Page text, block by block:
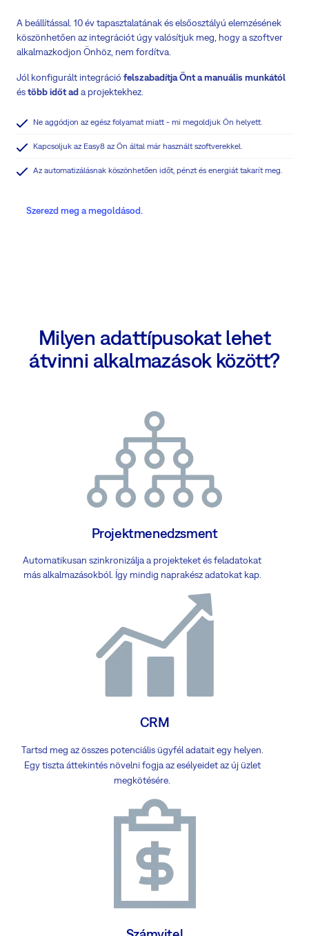
A beállítással. 10 év tapasztalatának és elsőosztályú elemzésének
köszönhetően az integrációt úgy valósítjuk meg, hogy a szoftver
alkalmazkodjon Önhöz, nem fordítva.
Jól konfigurált integráció felszabadítja Önt a manuális munkától
éstöbb időt ada projektekhez.
Ne aggódjon az egész folyamat miatt - mi megoldjuk Ön helyett.
Kapcsoljuk az Easy8 az Ön által már használt szoftverekkel.
Az automatizálásnak köszönhetően időt, pénzt és energiát takarít meg.
Szerezd meg a megoldásod.
Milyen adattípusokat lehet
átvinni alkalmazások között?
Projektmenedzsment
Automatikusan szinkronizálja a projekteket és feladatokat
más alkalmazásokból. Így mindig naprakész adatokat kap.
CRM
Tartsd meg az összes potenciális ügyfél adatait egy helyen.
Egy tiszta áttekintés növelni fogja az esélyeidet az új üzlet
megkötésére.